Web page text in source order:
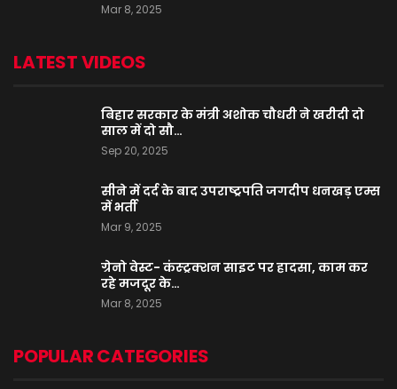
Mar 8, 2025
LATEST VIDEOS
बिहार सरकार के मंत्री अशोक चौधरी ने खरीदी दो
साल में दो सौ…
Sep 20, 2025
सीने में दर्द के बाद उपराष्ट्रपति जगदीप धनखड़ एम्स
में भर्ती
Mar 9, 2025
ग्रेनो वेस्ट- कंस्ट्रक्शन साइट पर हादसा, काम कर
रहे मजदूर के…
Mar 8, 2025
POPULAR CATEGORIES